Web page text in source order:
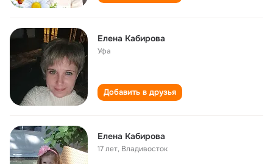
Елена Кабирова
Уфа
Добавить в друзья
Елена Кабирова
17 лет, Владивосток